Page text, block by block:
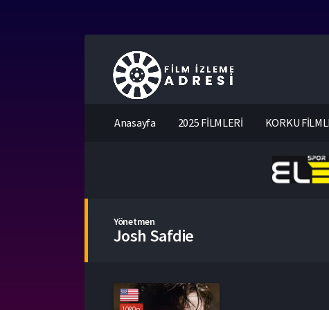
Anasayfa 2025 FİLMLERİ KORKU
Yönetmen
Josh Safdie